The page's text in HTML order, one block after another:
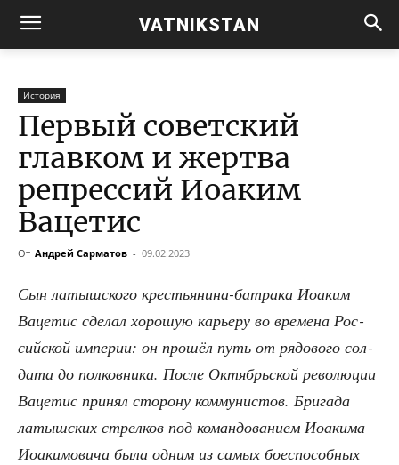
VATNIKSTAN
История
Первый советский
главком и жертва
репрессий Иоаким
Вацетис
От Андрей Сарматов - 09.02.2023
Сын латыш­ско­го кре­стья­ни­на-батра­ка Иоаким
Ваце­тис сде­лал хоро­шую карье­ру во вре­ме­на Рос­
сий­ской импе­рии: он про­шёл путь от рядо­во­го сол­
да­та до пол­ков­ни­ка. После Октябрь­ской рево­лю­ции
Ваце­тис при­нял сто­ро­ну ком­му­ни­стов. Бри­га­да
латыш­ских стрел­ков под коман­до­ва­ни­ем Иоаки­ма
Иоаки­мо­ви­ча была одним из самых бое­спо­соб­ных